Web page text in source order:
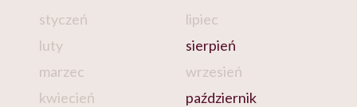
styczeń
luty
marzec
kwiecień
lipiec
sierpień
wrzesień
październik